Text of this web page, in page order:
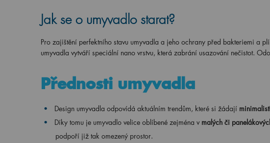
Jak se o umyvadlo starat?
Pro zajištění perfektního stavu umyvadla a jeho ochrany před bakteriemi a
umyvadla vytváří speciální nano vrstvu, která zabrání usazování nečistot.
Přednosti umyvadla
Design umyvadla odpovídá aktuálním trendům, které si žádají
Díky tomu je umyvadlo velice oblíbené zejména v malých či
podpoří již tak omezený prostor.